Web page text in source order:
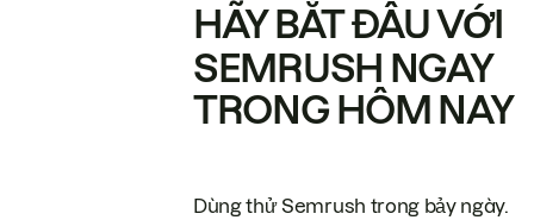
HÃY BẮT ĐẦU VỚI
SEMRUSH NGAY
TRONG HÔM NAY
Dùng thử Semrush trong bảy ngày.